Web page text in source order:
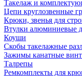
Такелаж и
Цепи круглозвенные
Крюки, звенья для
Втулки алюминиевые
Коуши
Скобы такелажные
Зажимы канатные
Талрепы
Ремкомплекты для